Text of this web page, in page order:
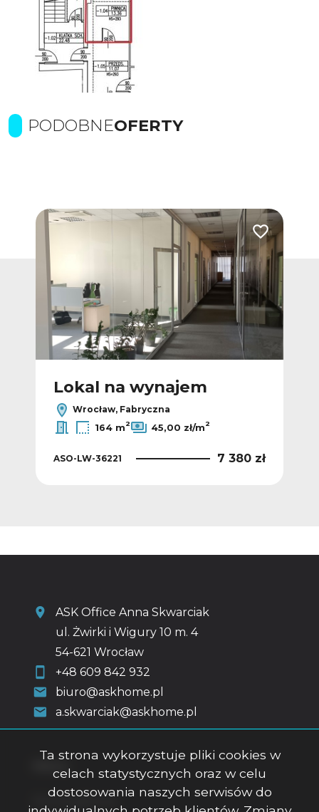
PODOBNEOFERTY
Dodaj do ulubionych Dodaj do
Lokal na wynajem
Wrocław, Fabryczna
164 m2 45,00 zł/m2
ASO-LW-36221 7 380 zł
ASK Office Anna Skwarciak
ul. Żwirki i Wigury 10 m. 4
54-621 Wrocław
+48 609 842 932
biuro@askhome.pl
a.skwarciak@askhome.pl
Strona główna
Ta strona wykorzystuje pliki cookies w
celach statystycznych oraz w celu
dostosowania naszych serwisów do